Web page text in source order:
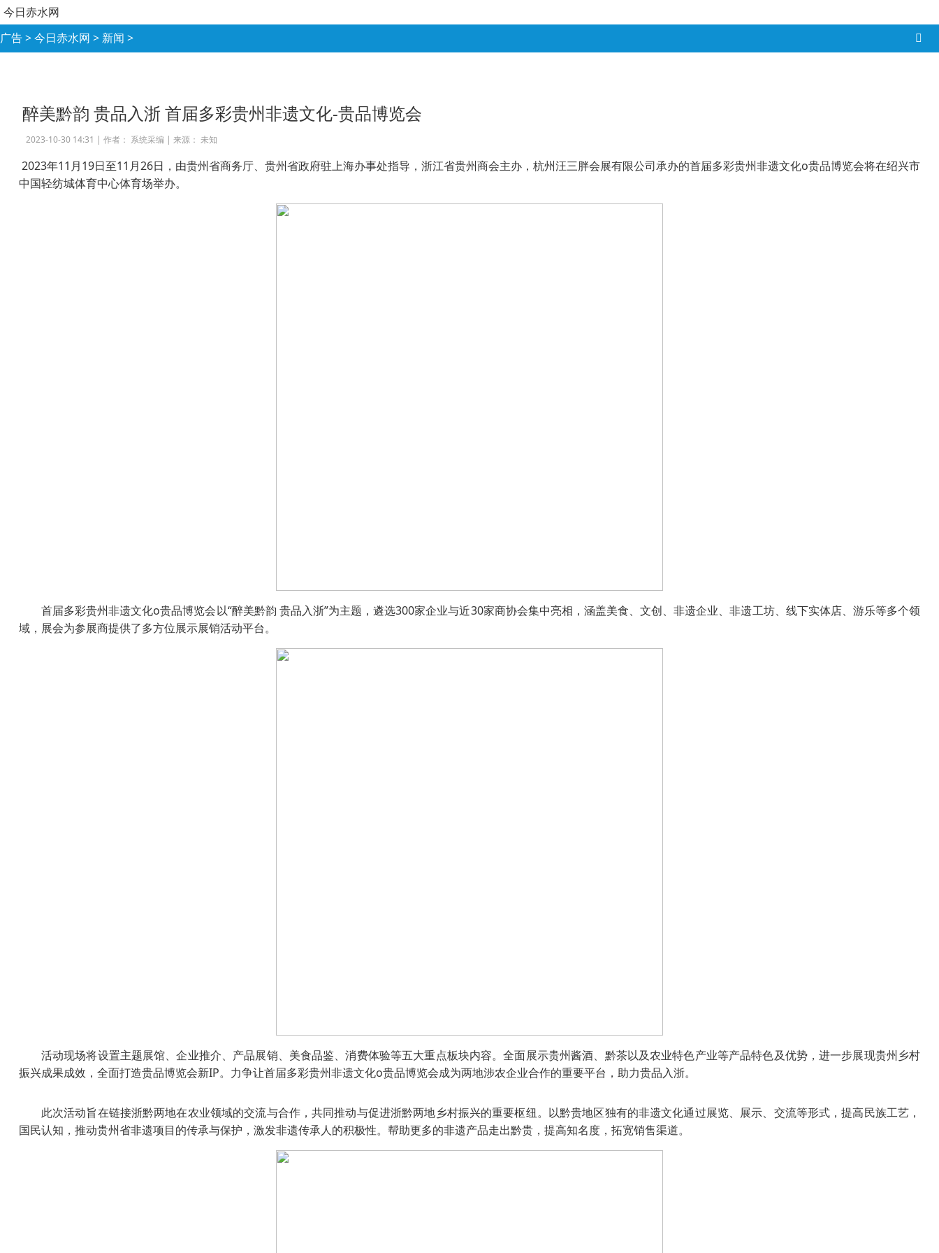
今日赤水网
广告>今日赤水网 > 新闻 >
醉美黔韵 贵品入浙 首届多彩贵州非遗文化-贵品博览会
2023-10-30 14:31 | 作者： 系统采编 | 来源： 未知
2023年11月19日至11月26日，由贵州省商务厅、贵州省政府驻上海办事处指导，浙江省贵州商会主办，杭州汪三胖会展有限公司承办的首届多彩贵州非遗文化o贵品博览会将在绍兴市
中国轻纺城体育中心体育场举办。
首届多彩贵州非遗文化o贵品博览会以“醉美黔韵 贵品入浙”为主题，遴选300家企业与近30家商协会集中亮相，涵盖美食、文创、非遗企业、非遗工坊、线下实体店、游乐等多个领
域，展会为参展商提供了多方位展示展销活动平台。
活动现场将设置主题展馆、企业推介、产品展销、美食品鉴、消费体验等五大重点板块内容。全面展示贵州酱酒、黔茶以及农业特色产业等产品特色及优势，进一步展现贵州乡村
振兴成果成效，全面打造贵品博览会新IP。力争让首届多彩贵州非遗文化o贵品博览会成为两地涉农企业合作的重要平台，助力贵品入浙。
此次活动旨在链接浙黔两地在农业领域的交流与合作，共同推动与促进浙黔两地乡村振兴的重要枢纽。以黔贵地区独有的非遗文化通过展览、展示、交流等形式，提高民族工艺，
国民认知，推动贵州省非遗项目的传承与保护，激发非遗传承人的积极性。帮助更多的非遗产品走出黔贵，提高知名度，拓宽销售渠道。